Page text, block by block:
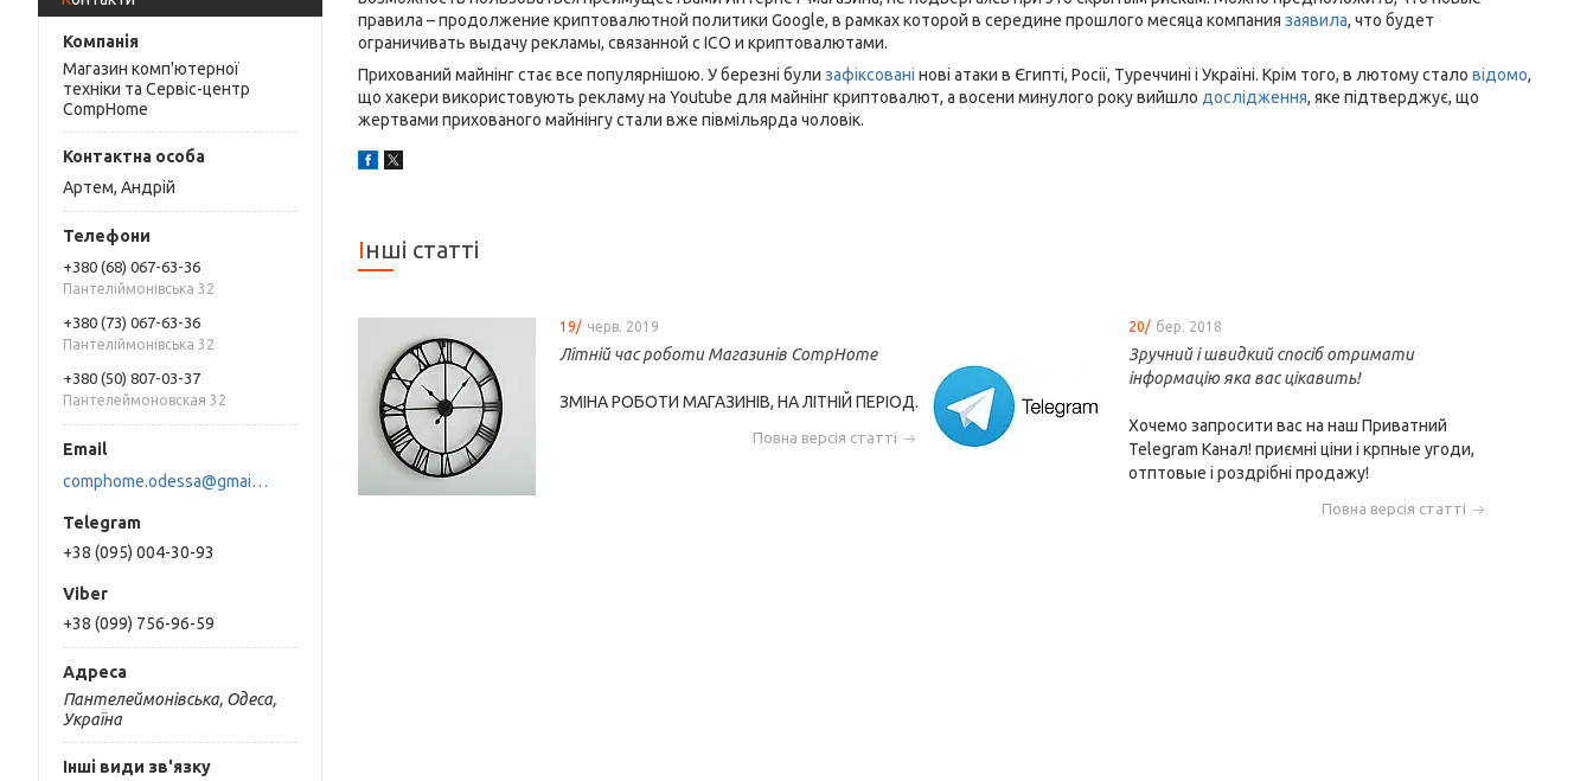
Магазин комп'ютерної
техніки та Сервіс-центр
CompHome
Артем, Андрій
+380 (68) 067-63-36
Пантеліймонівська 32
+380 (73) 067-63-36
Пантеліймонівська 32
+380 (50) 807-03-37
Пантелеймоновская 32
comphome.odessa@gmail.com
+38 (095) 004-30-93
+38 (099) 756-96-59
Пантелеймонівська, Одеса,
Україна
Інші види зв'язку
правила – продолжение криптовалютной политики Google, в рамках которой в середине прошлого месяца компания заявила, что будет
ограничивать выдачу рекламы, связанной с ICO и криптовалютами.
Прихований майнінг стає все популярнішою. У березні були зафіксовані нові атаки в Єгипті, Росії, Туреччині і Україні. Крім того, в лютому стало відомо,
що хакери використовують рекламу на Youtube для майнінг криптовалют, а восени минулого року вийшло дослідження, яке підтверджує, що
жертвами прихованого майнінгу стали вже півмільярда чоловік.
Інші статті
19/ черв. 2019
Літній час роботи Магазинів CompHome
ЗМІНА РОБОТИ МАГАЗИНІВ, НА ЛІТНІЙ ПЕРІОД.
Повна версія статті
20/ бер. 2018
Зручний і швидкий спосіб отримати
інформацію яка вас цікавить!
Хочемо запросити вас на наш Приватний
Telegram Канал! приємні ціни і крпные угоди,
отптовые і роздрібні продажу!
Повна версія статті